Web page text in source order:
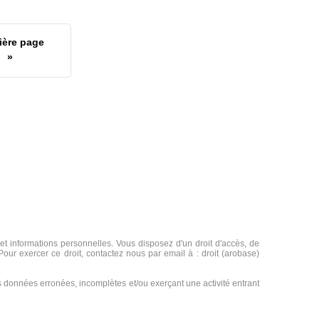
page
»
informations personnelles. Vous disposez d'un droit d'accès, de
exercer ce droit, contactez nous par email à : droit (arobase)
erronées, incomplètes et/ou exerçant une activité entrant